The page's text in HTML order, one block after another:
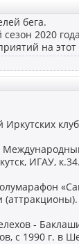
бега.
2020
на этот
ИГАУ,
-
с 1990 г. в